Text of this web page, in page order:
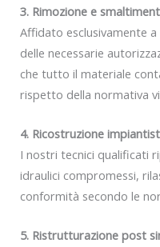
3. Rimozione e
Affidato esclusivamente
delle necessarie
che tutto il materiale
rispetto della normativa
4. Ricostruzione
I nostri tecnici qualificati
idraulici compromessi,
conformità secondo le
5. Ristrutturazione post